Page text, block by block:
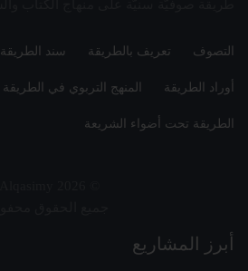
التصوف تعريف بالطريقة سند الطريقة
أوراد الطريقة المنهج التربوي في الطريقة
الطريقة تحت أضواء الشريعة
أبرز المشاريع